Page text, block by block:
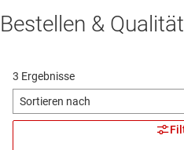
Bestellen & Qualität